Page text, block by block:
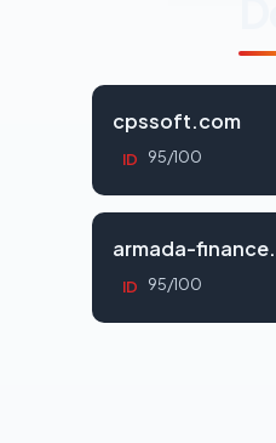
cpssoft.com
ID 95/100
armada-
ID 95/100